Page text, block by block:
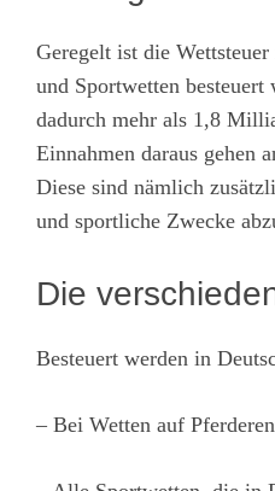
Geregelt ist die
und Sportwetten
dadurch mehr als 1,8
Einnahmen daraus gehen
Diese sind nämlich
und sportliche Zwecke
Die
Besteuert werden in
– Bei Wetten auf